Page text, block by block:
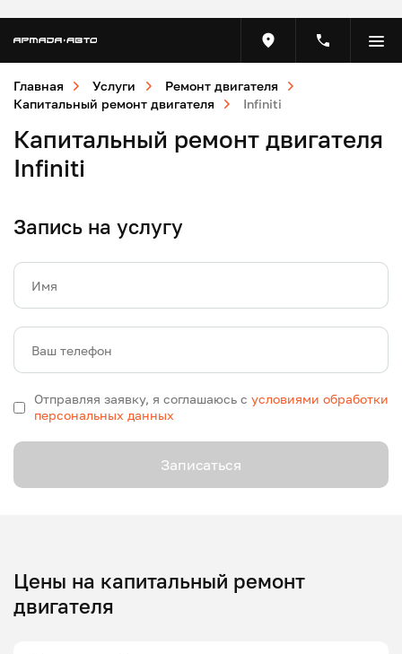
Главная Услуги
Ремонт двигателя
Капитальный ремонт двигателя
Infiniti
Капитальный ремонт двигателя
Infiniti
Запись на услугу
Имя
Ваш телефон
Отправляя заявку, я соглашаюсь с условиями обработки
персональных данных
Записаться
Цены на капитальный ремонт
двигателя